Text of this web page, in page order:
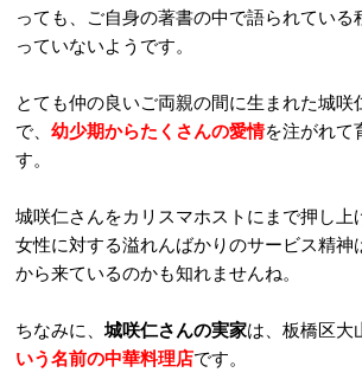
っても、ご自身の著書の中で語られている
っていないようです。
とても仲の良いご両親の間に生まれた城咲
で、 幼少期からたくさんの愛情を注がれて
す。
城咲仁さんをカリスマホストにまで押し上
女性に対する溢れんばかりのサービス精神
から来ているのかも知れませんね。
ちなみに、城咲仁さんの実家は、板橋区大
いう名前の中華料理店です。